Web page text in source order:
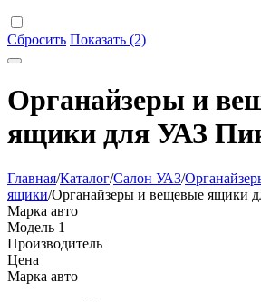
Сбросить Показать (2)
Органайзеры и
ящики для УАЗ
Главная/Каталог/Салон УАЗ/
ящики/Органайзеры и вещевые ящики
Марка авто
Модель 1
Производитель
Цена
Марка авто